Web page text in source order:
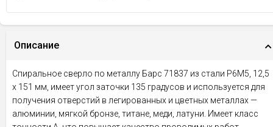
Описание
Спиральное сверло по металлу Барс 71837 из стали P6M5, 12,5
х 151 мм, имеет угол заточки 135 градусов и используется для
получения отверстий в легированных и цветных металлах —
алюминии, мягкой бронзе, титане, меди, латуни. Имеет класс